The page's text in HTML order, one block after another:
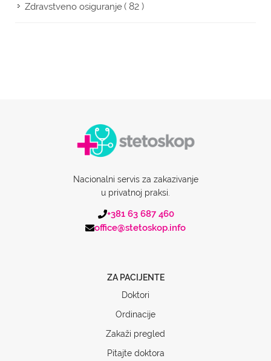
Zdravstveno osiguranje( 82 )
Nacionalni servis za zakazivanje
u privatnoj praksi.
+381 63 687 460
office@stetoskop.info
ZA PACIJENTE
Doktori
Ordinacije
Zakaži pregled
Pitajte doktora